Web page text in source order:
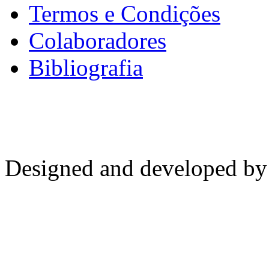
Termos e Condições
Colaboradores
Bibliografia
Designed and developed